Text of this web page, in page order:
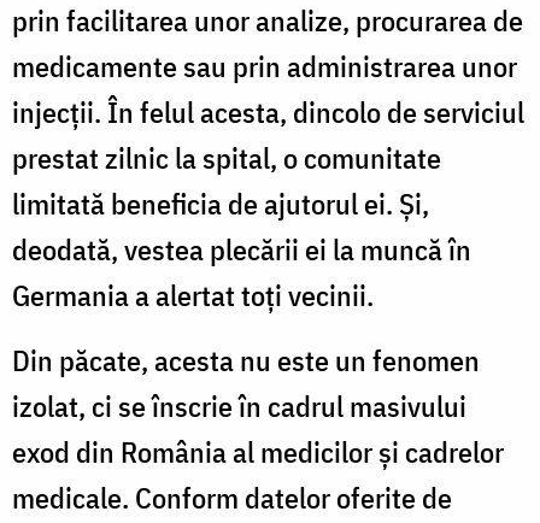
prin facilitarea unor analize, procurarea de
medicamente sau prin administrarea unor
injecţii. În felul acesta, dincolo de serviciul
prestat zilnic la spital, o comunitate
limitată beneficia de ajutorul ei. Şi,
deodată, vestea plecării ei la muncă în
Germania a alertat toţi vecinii.
Din păcate, acesta nu este un fenomen
izolat, ci se înscrie în cadrul masivului
exod din România al medicilor şi cadrelor
medicale. Conform datelor oferite de